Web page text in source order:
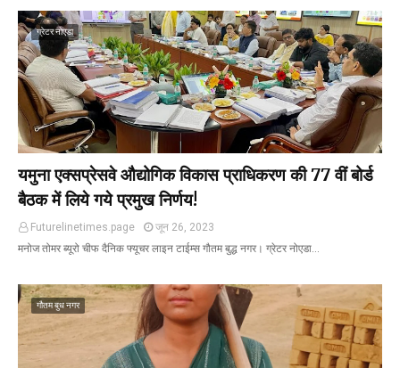
ग्रेटर नोएडा
यमुना एक्सप्रेसवे औद्योगिक विकास प्राधिकरण की 77 वीं बोर्ड
बैठक में लिये गये प्रमुख निर्णय!
Futurelinetimes.page
जून 26, 2023
मनोज तोमर ब्यूरो चीफ दैनिक फ्यूचर लाइन टाईम्स गौतम बुद्ध नगर। ग्रेटर नोएडा…
गौतम बुध नगर